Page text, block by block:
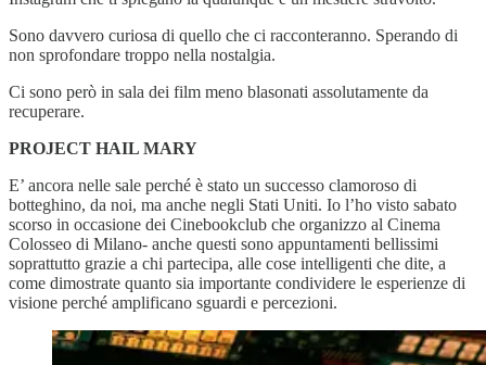
Sono davvero curiosa di quello che ci racconteranno. Sperando di
non sprofondare troppo nella nostalgia.
Ci sono però in sala dei film meno blasonati assolutamente da
recuperare.
PROJECT HAIL MARY
E’ ancora nelle sale perché è stato un successo clamoroso di
botteghino, da noi, ma anche negli Stati Uniti. Io l’ho visto sabato
scorso in occasione dei Cinebookclub che organizzo al Cinema
Colosseo di Milano- anche questi sono appuntamenti bellissimi
soprattutto grazie a chi partecipa, alle cose intelligenti che dite, a
come dimostrate quanto sia importante condividere le esperienze di
visione perché amplificano sguardi e percezioni.